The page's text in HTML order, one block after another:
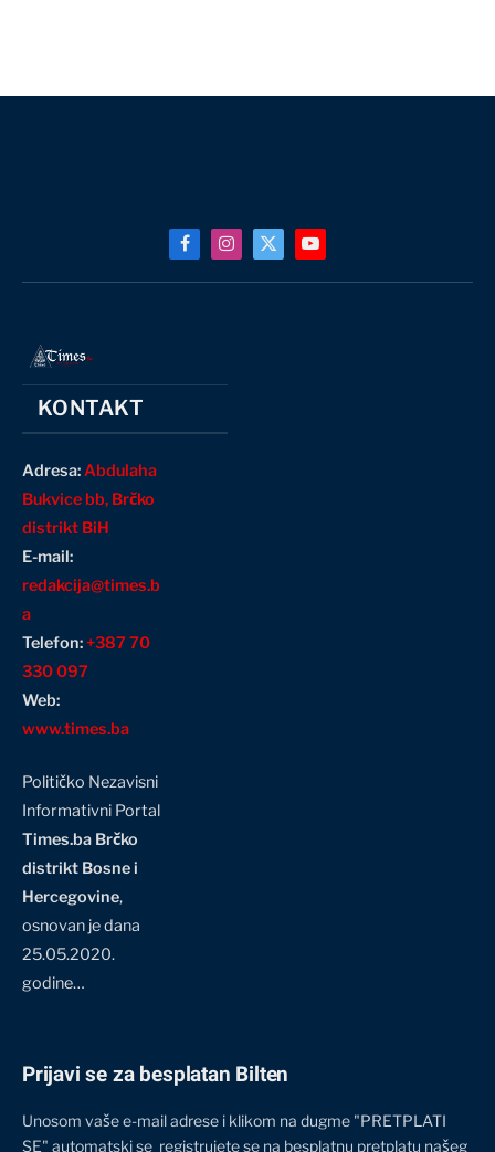
FacebookInstagram
X
(Twitter)
YouTube
KONTAKT
Adresa:Abdulaha
Bukvice bb, Brčko
distrikt BiH
E-mail:
redakcija@times.b
a
Telefon:+387 70
330 097
Web:
www.times.ba
Političko Nezavisni
Informativni Portal
Times.ba Brčko
distrikt Bosne i
Hercegovine,
osnovan je dana
25.05.2020.
godine…
Prijavi se za besplatan Bilten
Unosom vaše e-mail adrese i klikom na dugme "PRETPLATI
SE" automatski se registrujete se na besplatnu pretplatu našeg